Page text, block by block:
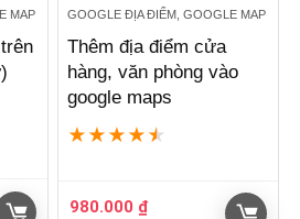
MAP GOOGLE ĐỊA ĐIỂM, GOOGLE MAP
Thêm địa điểm cửa
hàng, văn phòng vào
google maps
★ ★ ★ ★ ★
980.000 ₫